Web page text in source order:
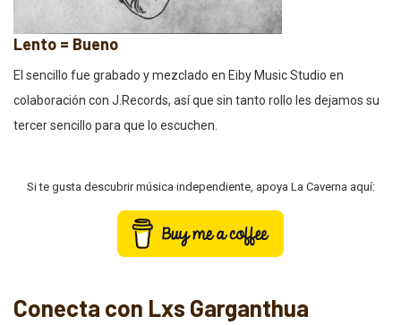
Lento = Bueno
El sencillo fue grabado y mezclado en Eiby Music Studio en
colaboración con J.Records, así que sin tanto rollo les dejamos su
tercer sencillo para que lo escuchen.
Si te gusta descubrir música independiente, apoya La Caverna aquí:
Conecta con Lxs Garganthua